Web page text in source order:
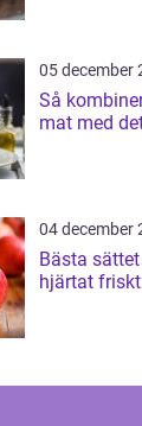
05 december
Så
mat med
04 december
Bästa
hjärtat friskt